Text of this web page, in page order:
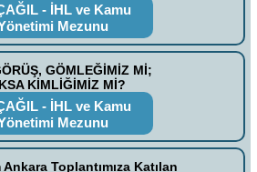
- İHL ve Kamu
Mezunu
GÖMLEĞİMİZ Mİ;
KİMLİĞİMİZ Mİ?
- İHL ve Kamu
Mezunu
Toplantımıza Katılan